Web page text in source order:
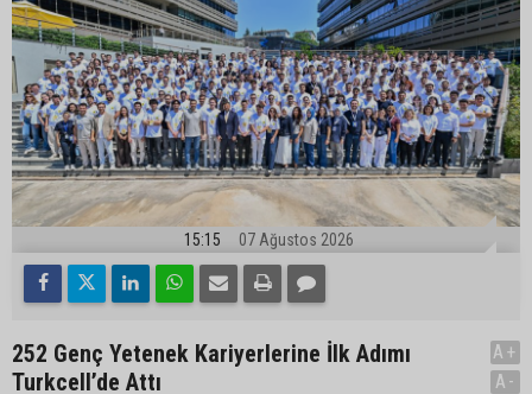
15:15 07 Ağustos 2026
252 Genç Yetenek Kariyerlerine İlk Adımı
Turkcell’de Attı
A+
A-